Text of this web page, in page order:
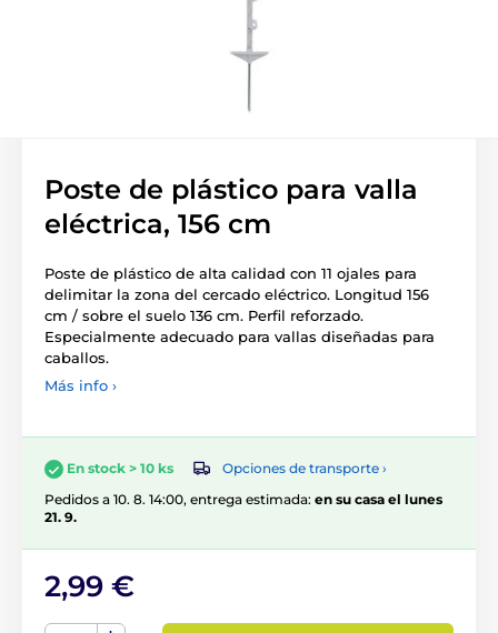
Poste de plástico para valla
eléctrica, 156 cm
Poste de plástico de alta calidad con 11 ojales para
delimitar la zona del cercado eléctrico. Longitud 156
cm / sobre el suelo 136 cm. Perfil reforzado.
Especialmente adecuado para vallas diseñadas para
caballos.
Más info ›
En stock > 10 ks
Opciones de transporte ›
Pedidos a 10. 8. 14:00, entrega estimada: en su casa el lunes
21. 9.
2,99 €